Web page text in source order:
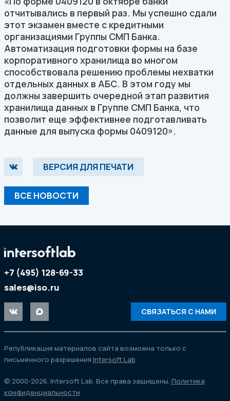
отчитывались в первый раз. Мы успешно сдали
этот экзамен вместе с кредитными
организациями Группы СМП Банка.
Автоматизация подготовки формы на базе
корпоративного хранилища во многом
способствовала решению проблемы нехватки
отдельных данных в АБС. В этом году мы
должны завершить очередной этап развития
хранилища данных в Группе СМП Банка, что
позволит еще эффективнее подготавливать
данные для выпуска формы 0409120».
ВЕРСИЯ ДЛЯ ПЕЧАТИ
ВСЕ НОВОСТИ
+7 (495) 128-69-33
sales@iso.ru
СВЯЗАТЬСЯ С НАМИ
Републикация материалов сайта возможна только с
письменного разрешения Intersoft Lab
© 2000-2026. Intersoft Lab. Все права защищены. Политика
конфиденциальности